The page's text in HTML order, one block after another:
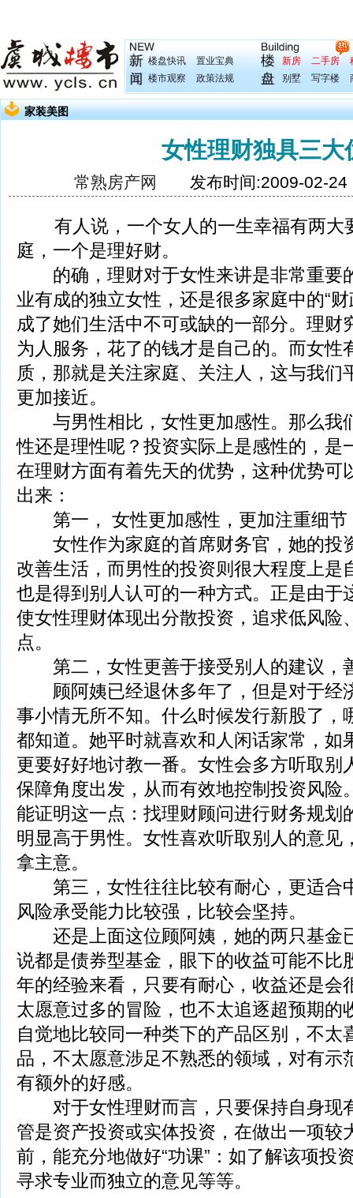
楼盘快讯
置业宝典
楼市观察
政策法规
新房 二手房
别墅
写字楼
家装美图
女性理财独具三大
常熟房产网 发布时间:2009-02-
有人说，一个女人的一生幸福有两大
庭，一个是理好财。
的确，理财对于女性来讲是非常重要
业有成的独立女性，还是很多家庭中的“
成了她们生活中不可或缺的一部分。理财
为人服务，花了的钱才是自己的。而女性
质，那就是关注家庭、关注人，这与我们
更加接近。
与男性相比，女性更加感性。那么我
性还是理性呢？投资实际上是感性的，是
在理财方面有着先天的优势，这种优势可
出来：
第一， 女性更加感性，更加注重细节
女性作为家庭的首席财务官，她的投
改善生活，而男性的投资则很大程度上是
也是得到别人认可的一种方式。正是由于
使女性理财体现出分散投资，追求低风险
点。
第二，女性更善于接受别人的建议，
顾阿姨已经退休多年了，但是对于经
事小情无所不知。什么时候发行新股了，
都知道。她平时就喜欢和人闲话家常，如
更要好好地讨教一番。女性会多方听取别
保障角度出发，从而有效地控制投资风险
能证明这一点：找理财顾问进行财务规划
明显高于男性。女性喜欢听取别人的意见
拿主意。
第三，女性往往比较有耐心，更适合
风险承受能力比较强，比较会坚持。
还是上面这位顾阿姨，她的两只基金
说都是债券型基金，眼下的收益可能不比
年的经验来看，只要有耐心，收益还是会
太愿意过多的冒险，也不太追逐超预期的
自觉地比较同一种类下的产品区别，不太
品，不太愿意涉足不熟悉的领域，对有示
有额外的好感。
对于女性理财而言，只要保持自身现
管是资产投资或实体投资，在做出一项较
前，能充分地做好“功课”：如了解该项投
寻求专业而独立的意见等等。